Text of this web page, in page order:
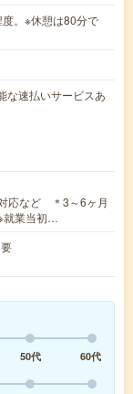
。※休憩は80分で
速払いサービスあ
応など ＊3～6ヶ月
就業当初…
50代
60代